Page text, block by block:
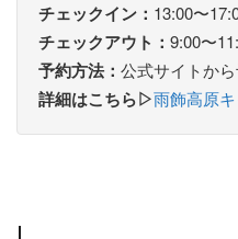
チェックイン： 13:00〜
チェックアウト： 9:00〜
予約方法： 公式サイトか
詳細はこちら▷雨飾高原